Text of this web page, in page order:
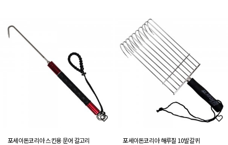
포세이돈코리아 스킨용 문어 갈고리 포세이돈코리아 해루질 10발갈퀴